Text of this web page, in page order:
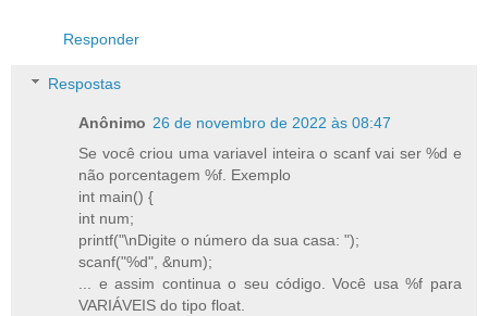
Responder
Respostas
Anônimo 26 de novembro de 2022 às 08:47
Se você criou uma variavel inteira o scanf vai ser %d e
não porcentagem %f. Exemplo
int main() {
int num;
printf("\nDigite o número da sua casa: ");
scanf("%d", &num);
... e assim continua o seu código. Você usa %f para
VARIÁVEIS do tipo float.